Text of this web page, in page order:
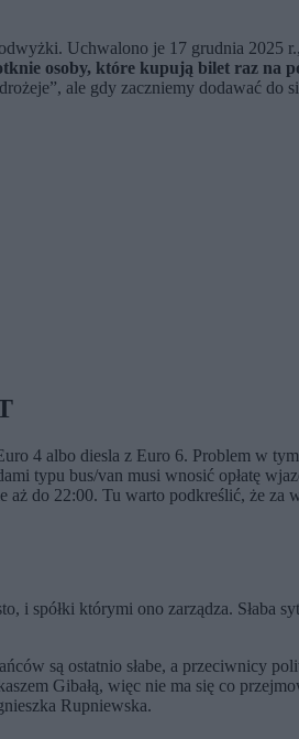
Uchwalono je 17 grudnia 2025
osoby, które kupują bilet raz na
ale gdy zaczniemy dodawać
4 albo diesla z Euro 6. Problem w
typu bus/van musi wnosić opłatę
do 22:00. Tu warto podkreślić, że
i spółki którymi ono zarządza.
są ostatnio słabe, a przeciwnicy
Gibałą, więc nie ma się co
Rupniewska.